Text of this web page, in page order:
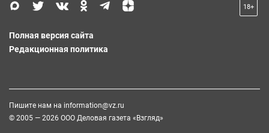
18+
Полная версия сайта
Редакционная политика
Пишите нам на information@vz.ru
© 2005 — 2026 ООО Деловая газета «Взгляд»